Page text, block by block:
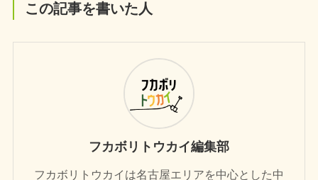
この記事を書いた人
フカボリトウカイ編集部
フカボリトウカイは名古屋エリアを中心とした中